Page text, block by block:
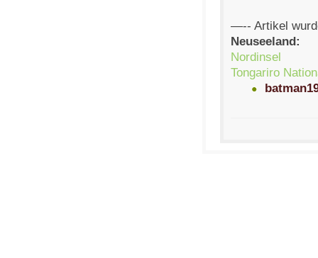
—-- Artikel
Neuseeland:
Nordinsel
Tongariro